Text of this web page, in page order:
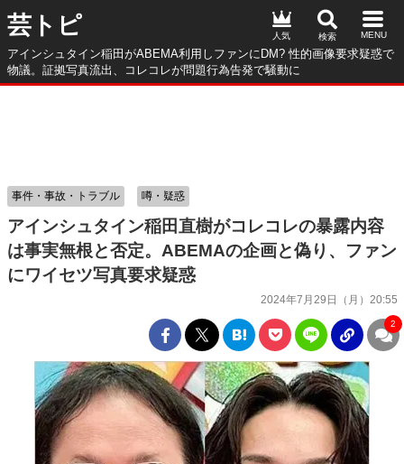
芸トピ
アインシュタイン稲田がABEMA利用しファンにDM? 性的画像要求疑惑で
物議。証拠写真流出、コレコレが問題行為告発で騒動に
人気
アインシュタイン稲田直樹がコレコレの暴露内容
は事実無根と否定。ABEMAの企画と偽り、ファン
にワイセツ写真要求疑惑
2024年7月29日（月）20:55
事件・事故・トラブル 噂・疑惑
2